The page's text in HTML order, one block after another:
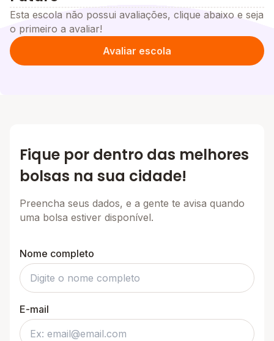
Esta escola não possui avaliações, clique abaixo e seja
o primeiro a avaliar!
Avaliar escola
Fique por dentro das melhores
bolsas na sua cidade!
Preencha seus dados, e a gente te avisa quando
uma bolsa estiver disponível.
Nome completo
E-mail